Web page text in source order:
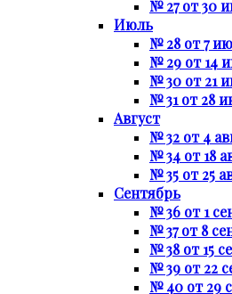
№ 27 от 30
Июль
№ 28 от 7
№ 29 от 14
№ 30 от 21
№ 31 от 28
Август
№ 32 от 4
№ 34 от 18
№ 35 от 25
Сентябрь
№ 36 от 1
№ 37 от 8
№ 38 от 15
№ 39 от 22
№ 40 от 29